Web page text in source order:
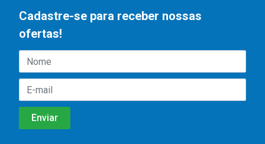
Cadastre-se para receber nossas
ofertas!